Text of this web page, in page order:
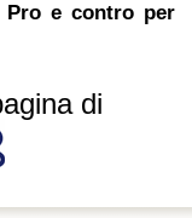
Pro e contro per
di